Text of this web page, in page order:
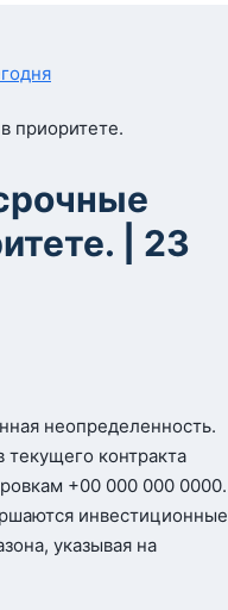
приоритете.
| 23
неопределенность.
контракта
+00 000 000 0000.
инвестиционные
указывая на